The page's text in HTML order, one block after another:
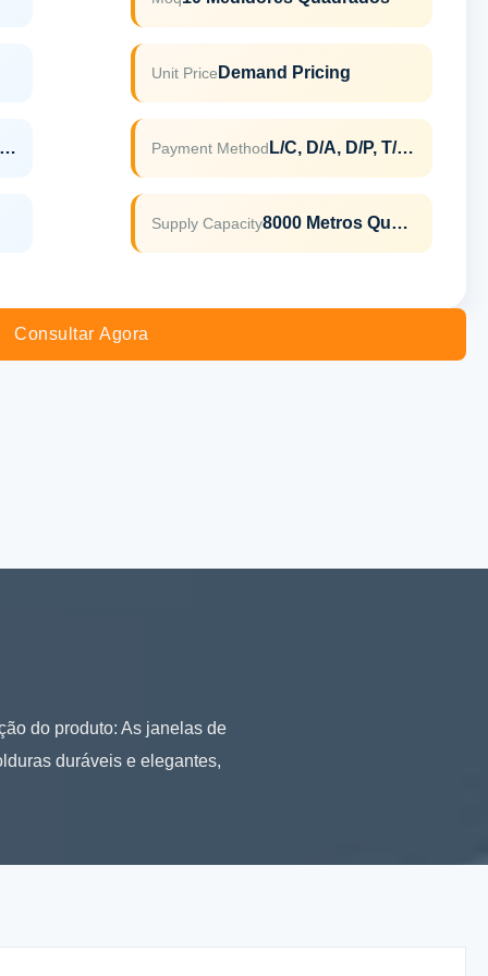
AS2047 ISO9001
Unit Price Demand Pricing
Payment Method L/C, D/A, D/P, T/T, Western Union, MoneyGram
Supply Capacity 8000 Metros Quadrados Por Mês
Consultar Agora
do produto: As janelas de
duráveis e elegantes,